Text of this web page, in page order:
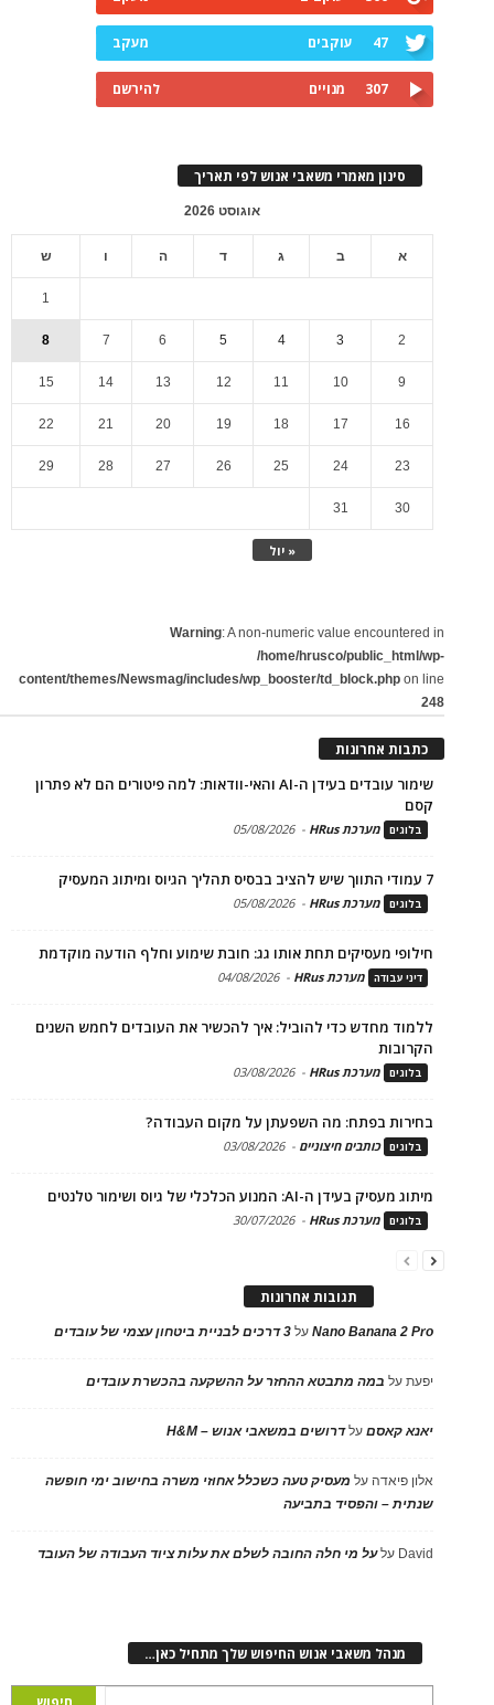
47 עוקבים מעקב
307 מנויים להירשם
סינון מאמרי משאבי אנוש לפי תאריך
אוגוסט 2026
א ב ג ד ה ו ש
« יול
1
2
3
4
5
6
7
8
9
10
11
12
13
14
15
16
17
18
19
20
21
22
23
24
25
26
27
28
29
30
31
Warning: A non-numeric value encountered in
/home/hrusco/public_html/wp-
content/themes/Newsmag/includes/wp_booster/td_block.php on line
248
כתבות אחרונות
שימור עובדים בעידן ה-AI והאי-וודאות: למה פיטורים הם לא פתרון
קסם
בלוגים מערכת HRus -
05/08/2026
7 עמודי התווך שיש להציב בבסיס תהליך הגיוס ומיתוג המעסיק
בלוגים מערכת HRus -
05/08/2026
חילופי מעסיקים תחת אותו גג: חובת שימוע וחלף הודעה מוקדמת
דיני עבודה מערכת HRus -
04/08/2026
ללמוד מחדש כדי להוביל: איך להכשיר את העובדים לחמש השנים
הקרובות
בלוגים מערכת HRus -
03/08/2026
בחירות בפתח: מה השפעתן על מקום העבודה?
בלוגים כותבים חיצוניים -
03/08/2026
מיתוג מעסיק בעידן ה-AI: המנוע הכלכלי של גיוס ושימור טלנטים
בלוגים מערכת HRus -
30/07/2026
תגובות אחרונות
Nano Banana 2 Proעל 3 דרכים לבניית ביטחון עצמי של עובדים
יפעתעל במה מתבטא ההחזר על ההשקעה בהכשרת עובדים
יאנא קאסםעלדרושים במשאבי אנוש – H&M
אלון פיאדה על מעסיק טעה כשכלל אחוזי משרה בחישוב ימי חופשה
שנתית – והפסיד בתביעה
David עלעל מי חלה החובה לשלם את עלות ציוד העבודה של העובד
מנהל משאבי אנוש החיפוש שלך מתחיל כאן…